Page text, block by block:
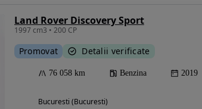
Land Rover Discovery Sport
1997 cm3 • 200 CP
Promovat Detalii verificate
76 058 km Benzina 2019
Bucuresti (Bucuresti)